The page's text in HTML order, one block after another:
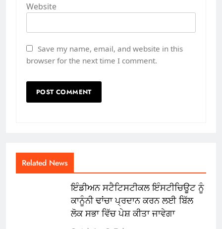
Website
Save my name, email, and website in this
browser for the next time I comment.
Related News
ਇੰਡੀਅਨ ਸਟੈਟਿਸਟੀਕਲ ਇੰਸਟੀਚਿਊਟ ਨੂੰ
ਕਾਨੂੰਨੀ ਢਾਂਚਾ ਪ੍ਰਦਾਨ ਕਰਨ ਲਈ ਬਿੱਲ
ਲੋਕ ਸਭਾ ਵਿੱਚ ਪੇਸ਼ ਕੀਤਾ ਜਾਵੇਗਾ